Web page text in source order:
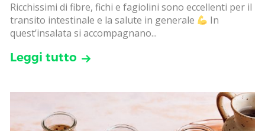
Ricchissimi di fibre, fichi e fagiolini sono eccellenti per il
transito intestinale e la salute in generale
In
quest’insalata si accompagnano...
Leggi tutto